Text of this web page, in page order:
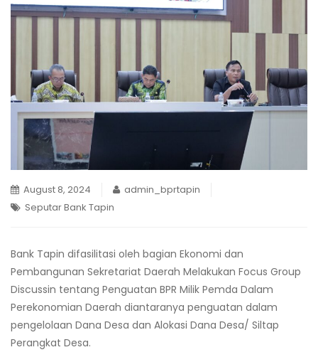
August 8, 2024
admin_bprtapin
Seputar Bank Tapin
Bank Tapin difasilitasi oleh bagian Ekonomi dan
Pembangunan Sekretariat Daerah Melakukan Focus Group
Discussin tentang Penguatan BPR Milik Pemda Dalam
Perekonomian Daerah diantaranya penguatan dalam
pengelolaan Dana Desa dan Alokasi Dana Desa/ Siltap
Perangkat Desa.